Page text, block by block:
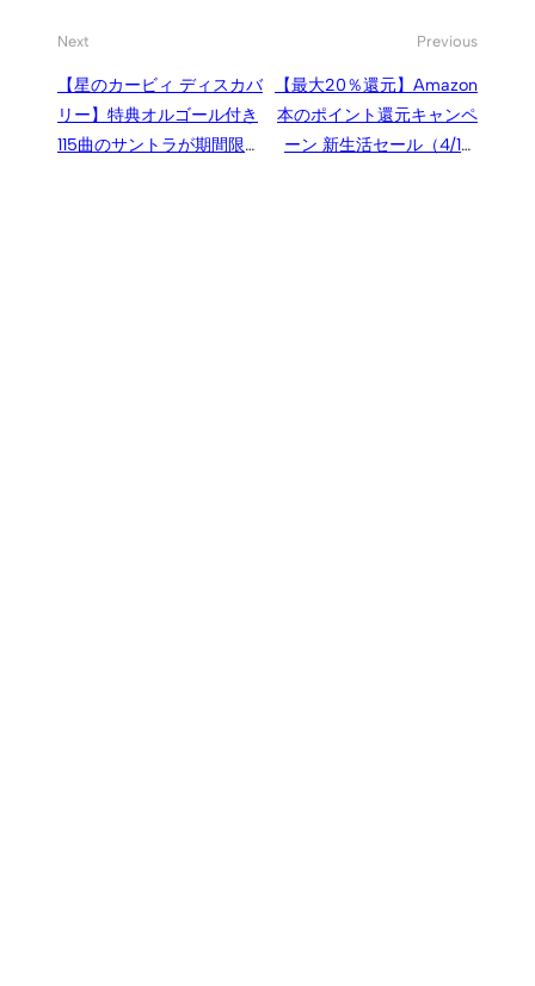
Next
【星のカービィ ディスカバ
リー】特典オルゴール付き
115曲のサントラが期間限定
Previous
【最大20％還元】Amazon
本のポイント還元キャンペ
ーン 新生活セール（4/1ま